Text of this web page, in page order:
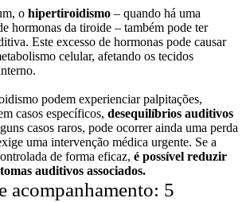
o hipertiroidismo – quando há uma
hormonas da tiroide – também pode ter
Este excesso de hormonas pode causar
celular, afetando os tecidos
podem experienciar palpitações,
casos específicos, desequilíbrios auditivos
casos raros, pode ocorrer ainda uma perda
uma intervenção médica urgente. Se a
de forma eficaz, é possível reduzir
auditivos associados.
acompanhamento: 5